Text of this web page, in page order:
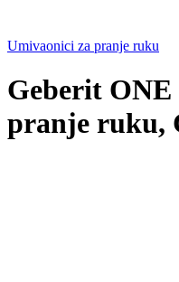
Umivaonici za pranje ruku
Geberit
pranje ruku,